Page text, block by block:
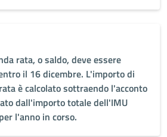
rata, o saldo, deve essere
il 16 dicembre. L'importo di
è calcolato sottraendo l'acconto
dall'importo totale dell'IMU
l'anno in corso.